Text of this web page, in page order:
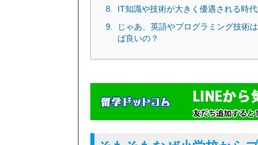
IT知識や技術が大きく優遇される時
じゃあ、英語やプログラミング技術
ば良いの？